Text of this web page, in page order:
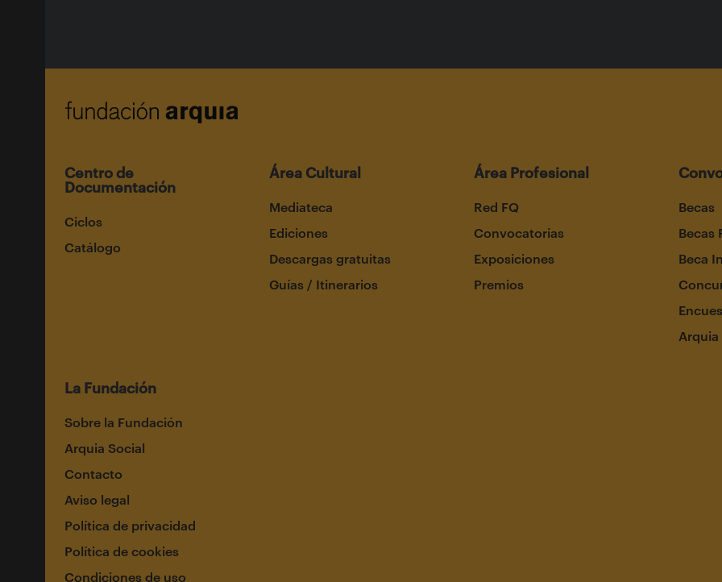
Centro de
Documentación
Ciclos
Catálogo
Área Cultural
Mediateca
Ediciones
Descargas gratuitas
Guías / Itinerarios
Área Profesional
Red FQ
Convocatorias
Exposiciones
Premios
Becas
Becas
Beca
Arquia
La Fundación
Sobre la Fundación
Arquia Social
Contacto
Aviso legal
Política de privacidad
Política de cookies
Condiciones de uso